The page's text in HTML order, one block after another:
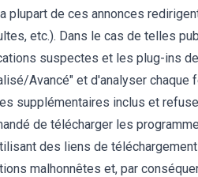
plupart de ces annonces
etc.). Dans le cas de telles
suspectes et les plug-ins de
Avancé" et d'analyser chaque
supplémentaires inclus et
de télécharger les
des liens de
malhonnêtes et, par